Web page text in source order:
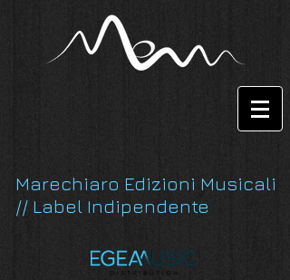
Marechiaro Edizioni Musicali
// Label Indipendente